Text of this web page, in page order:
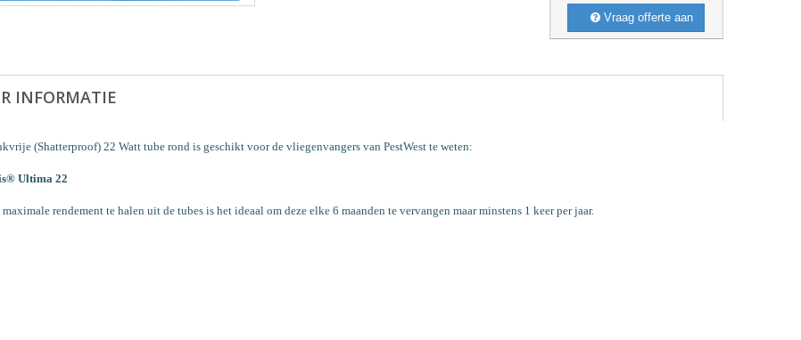
Vraag offerte aan
INFORMATIE
(Shatterproof) 22 Watt tube rond is geschikt voor de vliegenvangers van PestWest te weten:
Ultima 22
maximale rendement te halen uit de tubes is het ideaal om deze elke 6 maanden te vervangen maar minstens 1 keer per jaar.